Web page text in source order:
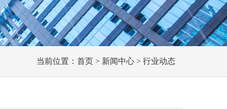
当前位置： 首页 > 新闻中心 > 行业动态